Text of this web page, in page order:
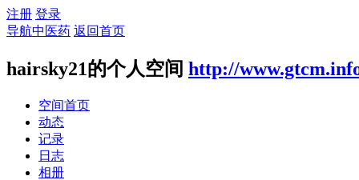
注册 登录
导航中医药 返回首页
hairsky21的个人空间 http://
空间首页
动态
记录
日志
相册